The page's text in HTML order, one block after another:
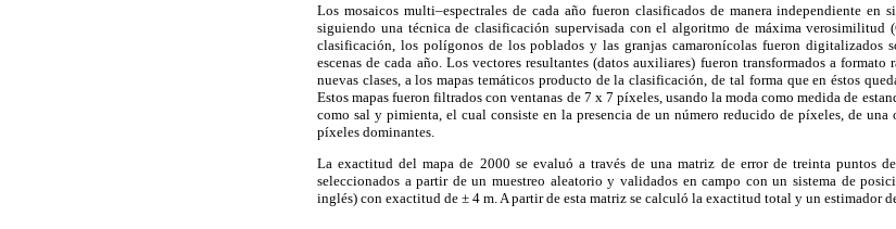
Los mosaicos multi–espectrales de cada año fueron clasificados de manera independiente en
siguiendo una técnica de clasificación supervisada con el algoritmo de máxima verosimilitud
clasificación, los polígonos de los poblados y las granjas camaronícolas fueron digitalizados
escenas de cada año. Los vectores resultantes (datos auxiliares) fueron transformados a formato
nuevas clases, a los mapas temáticos producto de la clasificación, de tal forma que en éstos
Estos mapas fueron filtrados con ventanas de 7 x 7 píxeles, usando la moda como medida de
como sal y pimienta, el cual consiste en la presencia de un número reducido de píxeles, de una
píxeles dominantes.
La exactitud del mapa de 2000 se evaluó a través de una matriz de error de treinta puntos
seleccionados a partir de un muestreo aleatorio y validados en campo con un sistema de
inglés) con exactitud de ± 4 m. A partir de esta matriz se calculó la exactitud total y un estimador